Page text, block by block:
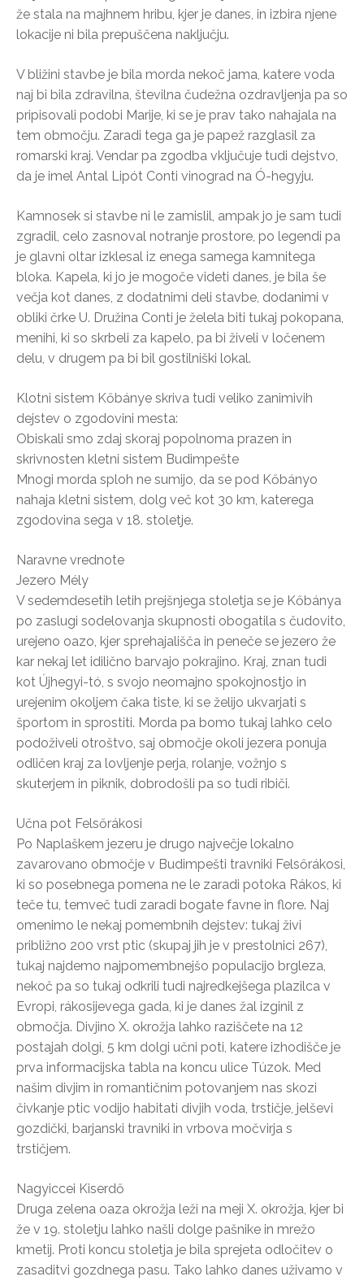
že stala na majhnem hribu, kjer je danes, in izbira njene
lokacije ni bila prepuščena naključju.
V bližini stavbe je bila morda nekoč jama, katere voda
naj bi bila zdravilna, številna čudežna ozdravljenja pa so
pripisovali podobi Marije, ki se je prav tako nahajala na
tem območju. Zaradi tega ga je papež razglasil za
romarski kraj. Vendar pa zgodba vključuje tudi dejstvo,
da je imel Antal Lipót Conti vinograd na Ó-hegyju.
Kamnosek si stavbe ni le zamislil, ampak jo je sam tudi
zgradil, celo zasnoval notranje prostore, po legendi pa
je glavni oltar izklesal iz enega samega kamnitega
bloka. Kapela, ki jo je mogoče videti danes, je bila še
večja kot danes, z dodatnimi deli stavbe, dodanimi v
obliki črke U. Družina Conti je želela biti tukaj pokopana,
menihi, ki so skrbeli za kapelo, pa bi živeli v ločenem
delu, v drugem pa bi bil gostilniški lokal.
Klotni sistem Kőbánye skriva tudi veliko zanimivih
dejstev o zgodovini mesta:
Obiskali smo zdaj skoraj popolnoma prazen in
skrivnosten kletni sistem Budimpešte
Mnogi morda sploh ne sumijo, da se pod Kőbányo
nahaja kletni sistem, dolg več kot 30 km, katerega
zgodovina sega v 18. stoletje.
Naravne vrednote
Jezero Mély
V sedemdesetih letih prejšnjega stoletja se je Kőbánya
po zaslugi sodelovanja skupnosti obogatila s čudovito,
urejeno oazo, kjer sprehajališča in peneče se jezero že
kar nekaj let idilično barvajo pokrajino. Kraj, znan tudi
kot Újhegyi-tó, s svojo neomajno spokojnostjo in
urejenim okoljem čaka tiste, ki se želijo ukvarjati s
športom in sprostiti. Morda pa bomo tukaj lahko celo
podoživeli otroštvo, saj območje okoli jezera ponuja
odličen kraj za lovljenje perja, rolanje, vožnjo s
skuterjem in piknik, dobrodošli pa so tudi ribiči.
Učna pot Felsőrákosi
Po Naplaškem jezeru je drugo največje lokalno
zavarovano območje v Budimpešti travniki Felsőrákosi,
ki so posebnega pomena ne le zaradi potoka Rákos, ki
teče tu, temveč tudi zaradi bogate favne in flore. Naj
omenimo le nekaj pomembnih dejstev: tukaj živi
približno 200 vrst ptic (skupaj jih je v prestolnici 267),
tukaj najdemo najpomembnejšo populacijo brgleza,
nekoč pa so tukaj odkrili tudi najredkejšega plazilca v
Evropi, rákosijevega gada, ki je danes žal izginil z
območja. Divjino X. okrožja lahko raziščete na 12
postajah dolgi, 5 km dolgi učni poti, katere izhodišče je
prva informacijska tabla na koncu ulice Túzok. Med
našim divjim in romantičnim potovanjem nas skozi
čivkanje ptic vodijo habitati divjih voda, trstičje, jelševi
gozdički, barjanski travniki in vrbova močvirja s
trstičjem.
Nagyiccei Kiserdő
Druga zelena oaza okrožja leži na meji X. okrožja, kjer bi
že v 19. stoletju lahko našli dolge pašnike in mrežo
kmetij. Proti koncu stoletja je bila sprejeta odločitev o
zasaditvi gozdnega pasu. Tako lahko danes uživamo v